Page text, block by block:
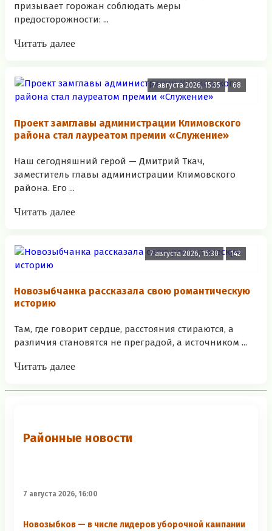
призывает горожан соблюдать меры
предосторожности: ...
Читать далее
7 августа 2026, 15:35 68
Проект замглавы администрации Климовского
района стал лауреатом премии «Служение»
Наш сегодняшний герой — Дмитрий Ткач,
заместитель главы администрации Климовского
района. Его ...
Читать далее
7 августа 2026, 15:30 142
Новозыбчанка рассказала свою романтическую
историю
Там, где говорит сердце, расстояния стираются, а
различия становятся не преградой, а источником ...
Читать далее
Районные новости
7 августа 2026, 16:00
Новозыбков — в числе лидеров уборочной кампании